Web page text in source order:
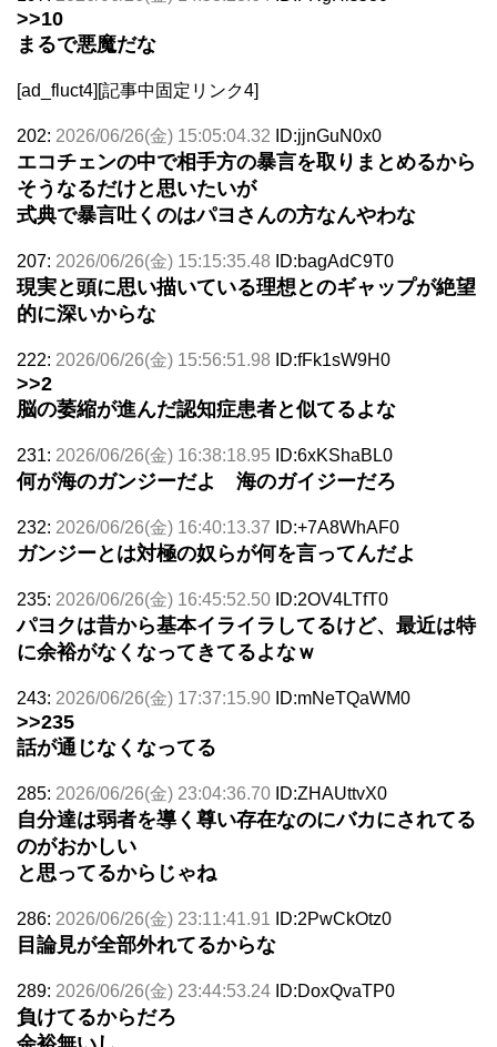
>>10
まるで悪魔だな
[ad_fluct4][記事中固定リンク4]
202: 2026/06/26(金) 15:05:04.32 ID:jjnGuN0x0
エコチェンの中で相手方の暴言を取りまとめるから
そうなるだけと思いたいが
式典で暴言吐くのはパヨさんの方なんやわな
207: 2026/06/26(金) 15:15:35.48 ID:bagAdC9T0
現実と頭に思い描いている理想とのギャップが絶望
的に深いからな
222: 2026/06/26(金) 15:56:51.98 ID:fFk1sW9H0
>>2
脳の萎縮が進んだ認知症患者と似てるよな
231: 2026/06/26(金) 16:38:18.95 ID:6xKShaBL0
何が海のガンジーだよ 海のガイジーだろ
232: 2026/06/26(金) 16:40:13.37 ID:+7A8WhAF0
ガンジーとは対極の奴らが何を言ってんだよ
235: 2026/06/26(金) 16:45:52.50 ID:2OV4LTfT0
パヨクは昔から基本イライラしてるけど、最近は特
に余裕がなくなってきてるよなｗ
243: 2026/06/26(金) 17:37:15.90 ID:mNeTQaWM0
>>235
話が通じなくなってる
285: 2026/06/26(金) 23:04:36.70 ID:ZHAUttvX0
自分達は弱者を導く尊い存在なのにバカにされてる
のがおかしい
と思ってるからじゃね
286: 2026/06/26(金) 23:11:41.91 ID:2PwCkOtz0
目論見が全部外れてるからな
289: 2026/06/26(金) 23:44:53.24 ID:DoxQvaTP0
負けてるからだろ